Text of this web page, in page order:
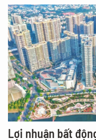
Lợi nhuận bất